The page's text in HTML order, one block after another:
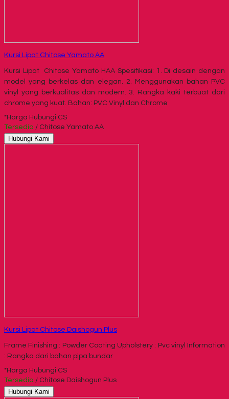
Kursi Lipat Chitose Yamato AA
Kursi Lipat Chitose Yamato HAA Spesifikasi: 1. Di desain dengan
model yang berkelas dan elegan. 2. Menggunakan bahan PVC
vinyl yang berkualitas dan modern. 3. Rangka kaki terbuat dari
chrome yang kuat. Bahan: PVC Vinyl dan Chrome
*Harga Hubungi CS
Tersedia / Chitose Yamato AA
Hubungi Kami
Kursi Lipat Chitose Daishogun Plus
Frame Finishing : Powder Coating Upholstery : Pvc vinyl Information
: Rangka dari bahan pipa bundar
*Harga Hubungi CS
Tersedia / Chitose Daishogun Plus
Hubungi Kami